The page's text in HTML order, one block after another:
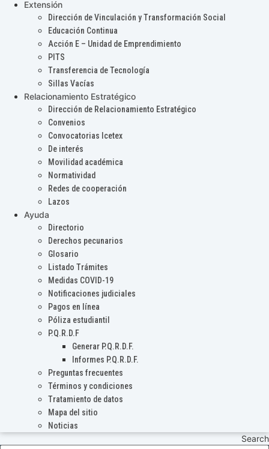
Extensión
Dirección de Vinculación y Transformación Social
Educación Continua
Acción E – Unidad de Emprendimiento
PITS
Transferencia de Tecnología
Sillas Vacías
Relacionamiento Estratégico
Dirección de Relacionamiento Estratégico
Convenios
Convocatorias Icetex
De interés
Movilidad académica
Normatividad
Redes de cooperación
Lazos
Ayuda
Directorio
Derechos pecunarios
Glosario
Listado Trámites
Medidas COVID-19
Notificaciones judiciales
Pagos en línea
Póliza estudiantil
P.Q.R.D.F
Generar P.Q.R.D.F.
Informes P.Q.R.D.F.
Preguntas frecuentes
Términos y condiciones
Tratamiento de datos
Mapa del sitio
Noticias
Search